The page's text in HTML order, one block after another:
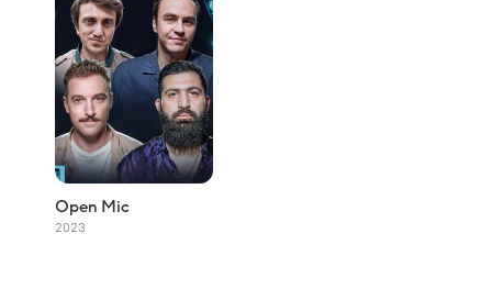
Open Mic
2023